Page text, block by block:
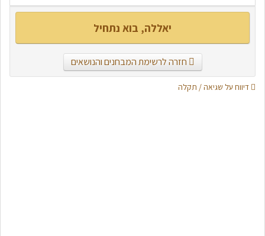
יאללה, בוא נתחיל
חזרה לרשימת המבחנים והנושאים
דיווח על שגיאה / תקלה